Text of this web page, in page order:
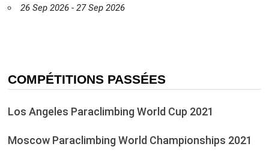
26 Sep 2026 - 27 Sep 2026
COMPÉTITIONS PASSÉES
Los Angeles Paraclimbing World Cup 2021
Moscow Paraclimbing World Championships 2021